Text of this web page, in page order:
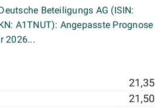
Beteiligungs AG (ISIN:
A1TNUT): Angepasste Prognose
2026...
21,35
21,50